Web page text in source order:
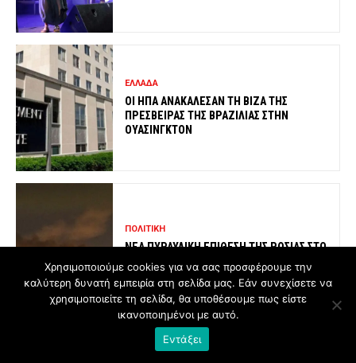
ΕΛΛΑΔΑ
ΟΙ ΗΠΑ ΑΝΑΚΑΛΕΣΑΝ ΤΗ ΒΙΖΑ ΤΗΣ
ΠΡΕΣΒΕΙΡΑΣ ΤΗΣ ΒΡΑΖΙΛΙΑΣ ΣΤΗΝ
ΟΥΑΣΙΝΓΚΤΟΝ
ΠΟΛΙΤΙΚΗ
ΝΕΑ ΠΥΡΑΥΛΙΚΗ ΕΠΙΘΕΣΗ ΤΗΣ ΡΩΣΙΑΣ ΣΤΟ
ΚΙΕΒΟ
Χρησιμοποιούμε cookies για να σας προσφέρουμε την
καλύτερη δυνατή εμπειρία στη σελίδα μας. Εάν συνεχίσετε να
χρησιμοποιείτε τη σελίδα, θα υποθέσουμε πως είστε
ικανοποιημένοι με αυτό.
Εντάξει